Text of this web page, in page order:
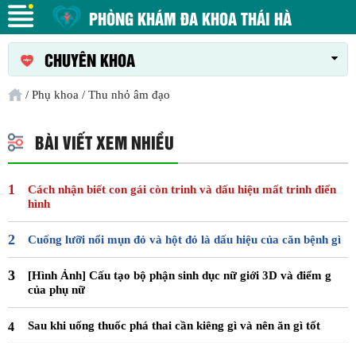
PHÒNG KHÁM ĐA KHOA THÁI HÀ
CHUYÊN KHOA
/ Phụ khoa / Thu nhỏ âm đạo
BÀI VIẾT XEM NHIỀU
Cách nhận biết con gái còn trinh và dấu hiệu mất trinh điển
hình
Cuống lưỡi nổi mụn đỏ và hột đỏ là dấu hiệu của căn bệnh gì
[Hình Ảnh] Cấu tạo bộ phận sinh dục nữ giới 3D và điểm g
của phụ nữ
Sau khi uống thuốc phá thai cần kiêng gì và nên ăn gì tốt